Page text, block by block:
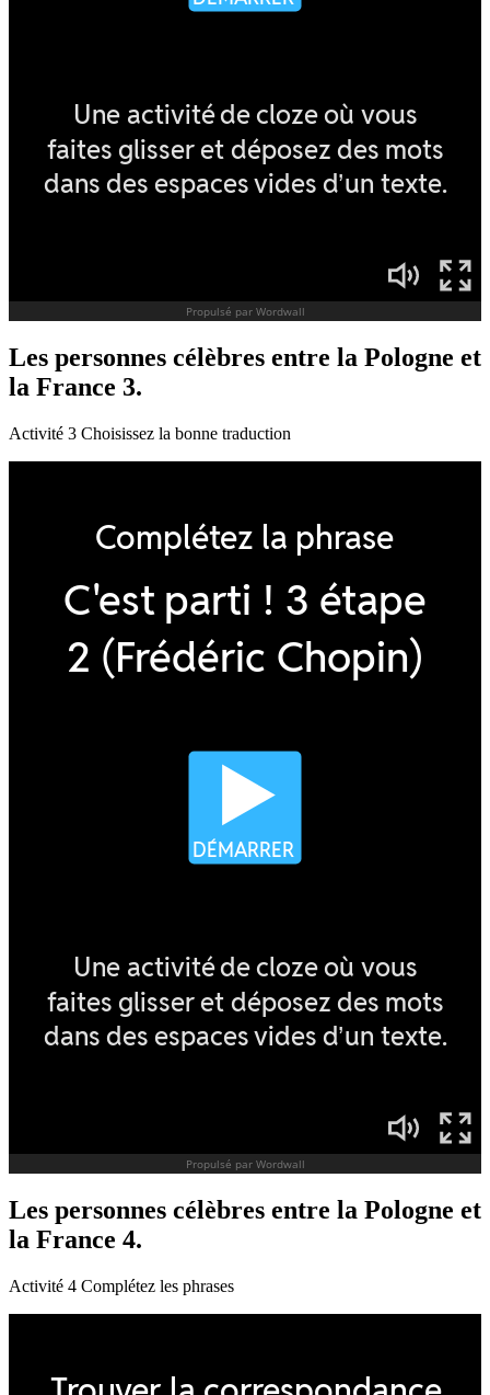
Les personnes célèbres entre la Pologne et
la France 3.
Activité 3 Choisissez la bonne traduction
Les personnes célèbres entre la Pologne et
la France 4.
Activité 4 Complétez les phrases